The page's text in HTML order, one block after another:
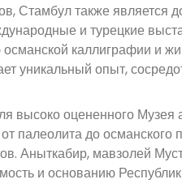
Стамбул также является
и турецкие
османской каллиграфии и
уникальный опыт,
высоко оцененного Музея
палеолита до
Аныткабир, мавзолей
и основанию